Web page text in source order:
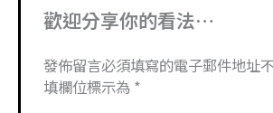
歡迎分享你的看法…
發佈留言必須填寫的電子郵件地址
填欄位標示為 *